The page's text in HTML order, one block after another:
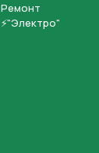
Ремонт
⚡"Электро"